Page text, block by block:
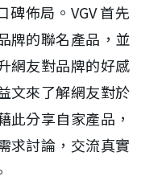
碑佈局。VGV 首先
牌的聯名產品，並
網友對品牌的好感
文來了解網友對於
此分享自家產品，
求討論，交流真實